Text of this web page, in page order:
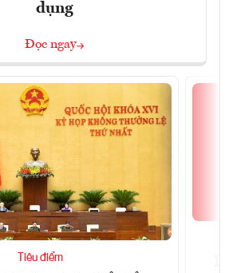
dụng
Đọc ngay
Tiêu điểm